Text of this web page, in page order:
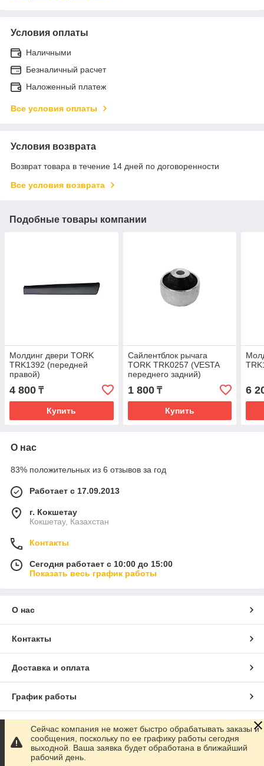
Условия оплаты
Наличными
Безналичный расчет
Наложенный платеж
Все условия оплаты
Условия возврата
Возврат товара в течение 14 дней по договоренности
Все условия возврата
Подобные товары компании
Молдинг двери TORK
TRK1392 (передней
правой)
4 800 ₸
Купить
Сайлентблок рычага
TORK TRK0257 (VESTA
переднего задний)
1 800₸
Купить
6
О нас
83% положительных из 6 отзывов за год
Работает с 17.09.2013
г. Кокшетау
Кокшетау, Казахстан
Контакты
Сегодня работает с 10:00 до 15:00
Показать весь график работы
О нас
Контакты
Доставка и оплата
График работы
Полная версия сайта
Сайт создан на маркетплейсе Satu.kz
Сейчас компания не может быстро обрабатывать заказы и
сообщения, поскольку по ее графику работы сегодня
выходной. Ваша заявка будет обработана в ближайший
рабочий день.